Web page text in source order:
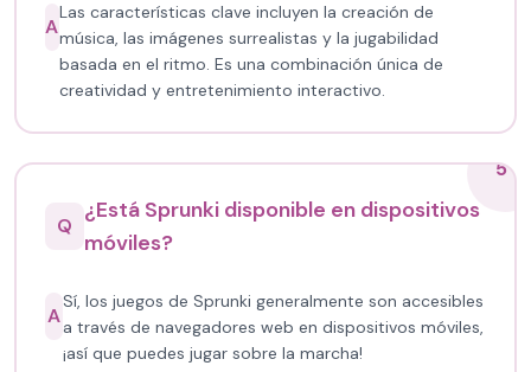
A
Las características clave incluyen la creación de
música, las imágenes surrealistas y la jugabilidad
basada en el ritmo. Es una combinación única de
creatividad y entretenimiento interactivo.
5
Q
¿Está Sprunki disponible en dispositivos
móviles?
A
Sí, los juegos de Sprunki generalmente son accesibles
a través de navegadores web en dispositivos móviles,
¡así que puedes jugar sobre la marcha!